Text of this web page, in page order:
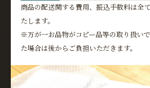
商品の配送関する費用、振込手数料は全
たします。
※万が一お品物がコピー品等の取り扱い
た場合は後からご負担いただきます。